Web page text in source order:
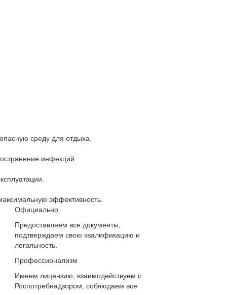
среду для отдыха.
инфекций.
эффективность.
Официально
Предоставляем все документы,
подтверждаем свою квалификацию и
легальность.
Профессионализм
Имеем лицензию, взаимодействуем с
Роспотребнадзором, соблюдаем все